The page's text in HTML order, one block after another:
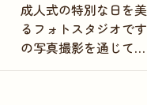
成人式の特別な日を
るフォトスタジオで
の写真撮影を通じて…